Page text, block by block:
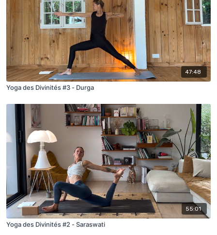
47:48
Yoga des Divinités #3 - Durga
55:01
Yoga des Divinités #2 - Saraswati